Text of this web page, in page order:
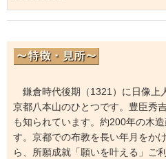
鎌倉時代後期（1321）に日像上
京都八本山のひとつです。豊臣秀
も知られています。約200年の木
す。京都での布教を長い年月をか
ら、所願成就「願いを叶える」ご